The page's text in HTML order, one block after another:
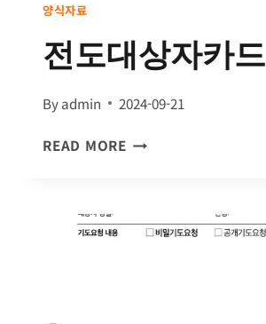
양식자료
전도대상자카드
Byadmin 2024-09-21
READ MORE전
자